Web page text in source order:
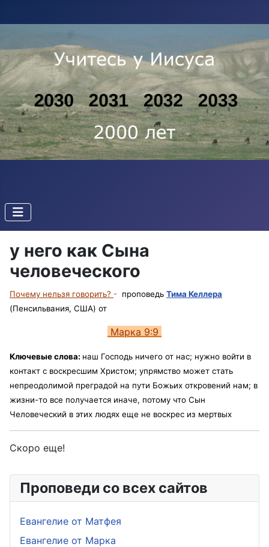
y него как Cына
человеческого
Почему нельзя говорить? - проповедь Тимa Келлерa
(Пенсильвания, США) от
Марка 9:9
Ключевые слова: наш Господь ничего от нас; нужно войти в
контакт с воскресшим Христом; упрямство может стать
непреодолимой преградой на пути Божьих откровений нам; в
жизни-то все получается иначе, потому что Сын
Человеческий в этих людях еще не воскрес из мертвых
Скоро еще!
Проповеди со всех сайтов
Евангелие от Матфея
Евангелие от Марка